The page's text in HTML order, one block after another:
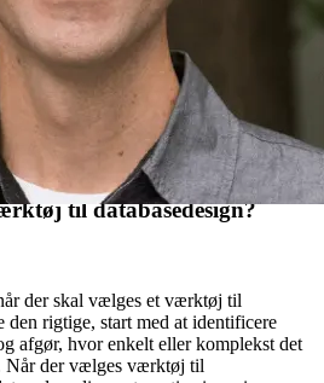
der er forbundne eller interagerer
eller repræsentationen af en
vises. I dag bruger de fleste
få adgang til oplysninger, og et skema
databaser.
til databasedesign?
der skal vælges et værktøj til
den rigtige, start med at identificere
afgør, hvor enkelt eller komplekst det
Når der vælges værktøj til